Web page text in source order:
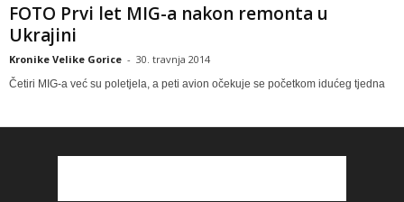
FOTO Prvi let MIG-a nakon remonta u
Ukrajini
Kronike Velike Gorice - 30. travnja 2014
Četiri MIG-a već su poletjela, a peti avion očekuje se početkom idućeg tjedna